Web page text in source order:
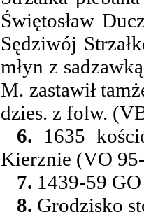
Świętosław
Sędziwój
młyn z
M. zastawił
dzies. z folw.
6. 1635
Kierznie (VO
7. 1439-59
8. Grodzisko